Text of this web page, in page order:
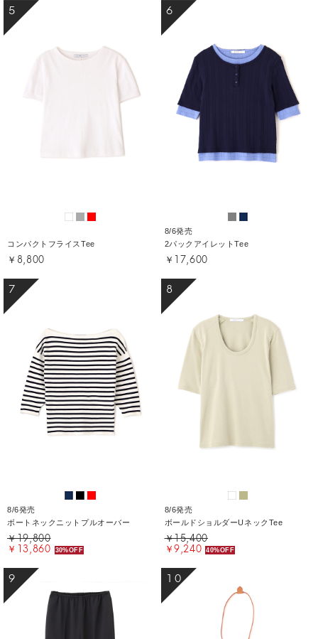
5
コンパクトフライスTee
￥8,800
6
8/6発売
2パックアイレットTee
￥17,600
7
8/6発売
ボートネックニットプルオーバー
￥19,800
￥13,860 30%OFF
8
8/6発売
ボールドショルダーUネックTee
￥15,400
￥9,240 40%OFF
9 10